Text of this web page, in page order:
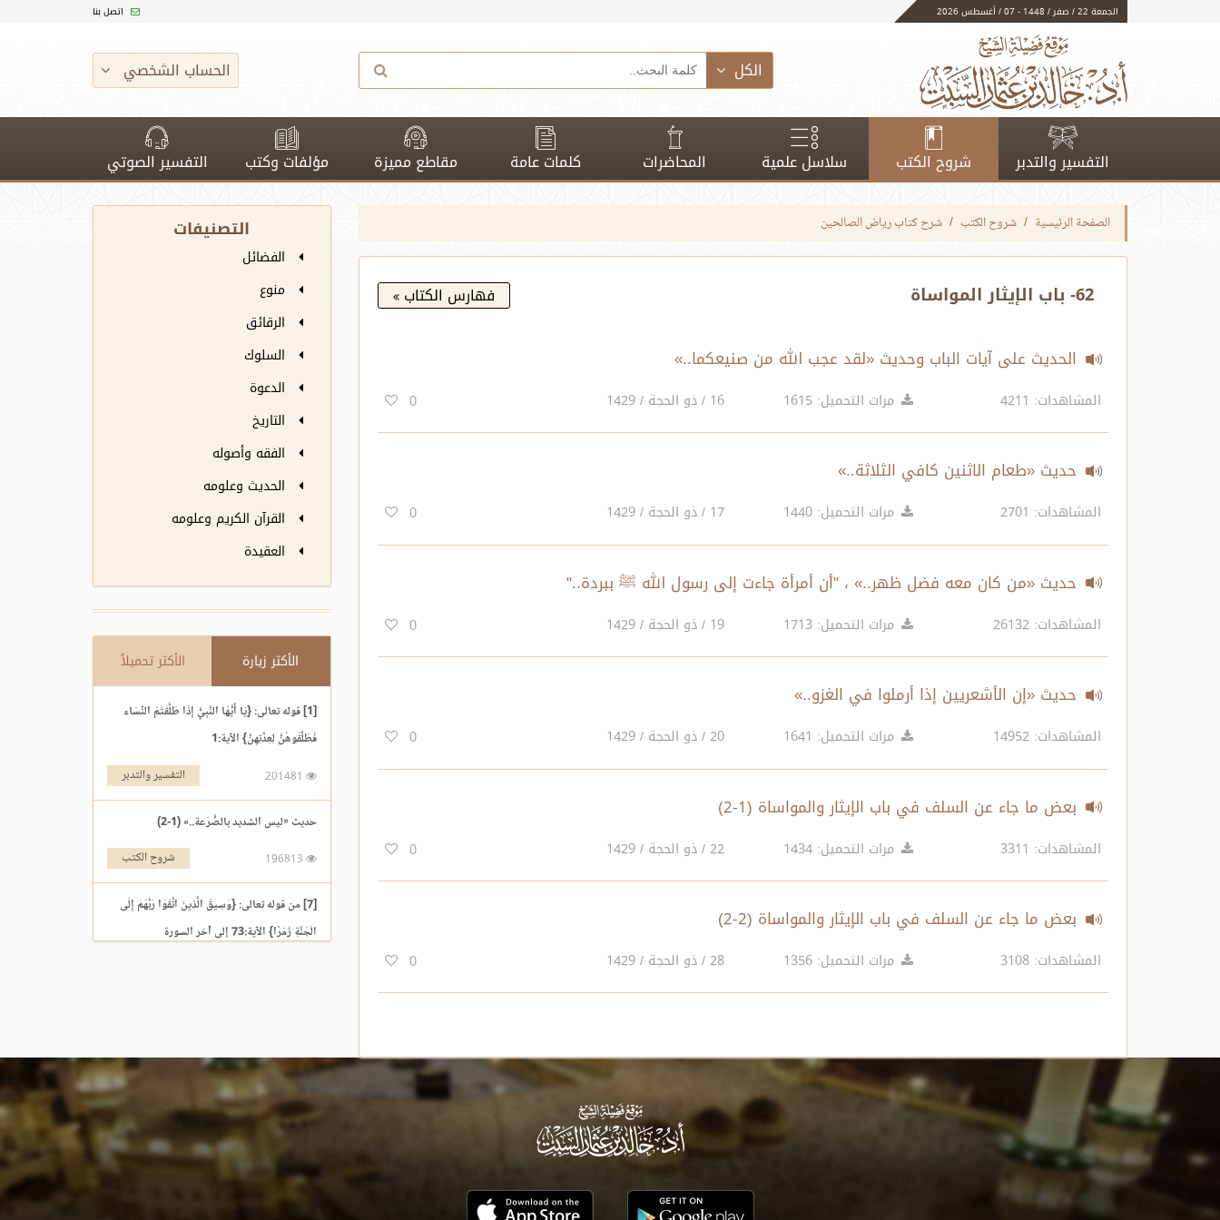
الجمعة 22 / صفر / 1448 - 07 / أغسطس 2026 اتصل بنا
الكل الحساب الشخصي
التفسير والتدبر شروح الكتب سلاسل علمية المحاضرات كلمات عامة مقاطع مميزة مؤلفات وكتب التفسير الصوتي
الصفحة الرئيسية شروح الكتب شرح كتاب رياض الصالحين
فهارس الكتاب
الحديث على آيات الباب وحديث «لقد عجب الله من صنيعكما..»
المشاهدات: 4211 مرات التحميل: 1615 16 / ذو الحجة / 1429 0
حديث «طعام الاثنين كافي الثلاثة..»
المشاهدات: 2701 مرات التحميل: 1440 17 / ذو الحجة / 1429 0
حديث «من كان معه فضل ظهر..» ، "أن أمرأة جاءت إلى رسول الله ﷺ ببردة.."
المشاهدات: 26132 مرات التحميل: 1713 19 / ذو الحجة / 1429 0
حديث «إن الأشعريين إذا أرملوا في الغزو..»
المشاهدات: 14952 مرات التحميل: 1641 20 / ذو الحجة / 1429 0
بعض ما جاء عن السلف في باب الإيثار والمواساة (1-2)
المشاهدات: 3311 مرات التحميل: 1434 22 / ذو الحجة / 1429 0
بعض ما جاء عن السلف في باب الإيثار والمواساة (2-2)
المشاهدات: 3108 مرات التحميل: 1356 28 / ذو الحجة / 1429 0
التصنيفات
الفضائل
منوع
الرقائق
السلوك
الدعوة
التاريخ
الفقه وأصوله
الحديث وعلومه
القرآن الكريم وعلومه
العقيدة
الأكثر زيارة الأكثر تحميلاً
[1] قوله تعالى: {يَا أَيُّهَا النَّبِيُّ إِذَا طَلَّقْتُمُ النِّسَاء
فَطَلِّقُوهُنَّ لِعِدَّتِهِنَّ} الآية:1
التفسير والتدبر
حديث «ليس الشديد بالصُّرَعة..» (1-2)
شروح الكتب
[7] من قوله تعالى: {وَسِيقَ الَّذِينَ اتَّقَوْا رَبَّهُمْ إِلَى
الْجَنَّةِ زُمَرًا} الآية:73 إلى آخر السورة
176213 التفسير والتدبر
حديث «إنما الأعمال بالنيات..» (1-2)
259561 شروح الكتب